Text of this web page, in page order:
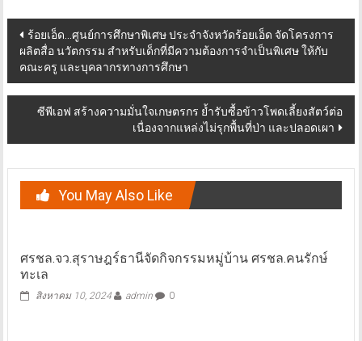
Post
navigation
ร้อยเอ็ด…ศูนย์การศึกษาพิเศษ ประจำจังหวัดร้อยเอ็ด จัดโครงการ
ผลิตสื่อ นวัตกรรม สำหรับเด็กที่มีความต้องการจำเป็นพิเศษ ให้กับ
คณะครู และบุคลากรทางการศึกษา
ซีพีเอฟ สร้างความมั่นใจเกษตรกร ย้ำรับซื้อข้าวโพดเลี้ยงสัตว์ต่อ
เนื่องจากแหล่งไม่รุกพื้นที่ป่า และปลอดเผา
You May Also Like
ศรชล.จว.สุราษฎร์ธานีจัดกิจกรรมหมู่บ้าน ศรชล.คนรักษ์
ทะเล
สิงหาคม 10, 2024 admin 0